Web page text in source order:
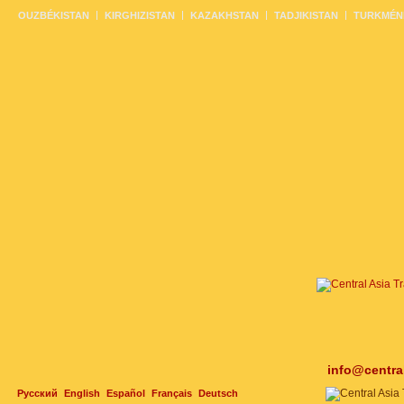
Русский English Español Français Deutsch
OUZBÉKISTAN KIRGHIZISTAN KAZAKHSTAN TADJIKISTAN